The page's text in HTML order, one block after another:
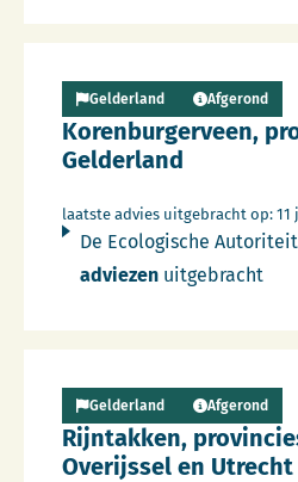
Korenburgerveen,
Gelderland
Gelderland Afgerond
laatste advies uitgebracht op: 11
De Ecologische
adviezenuitgebracht
Rijntakken,
Overijssel en Utrecht
Gelderland Afgerond